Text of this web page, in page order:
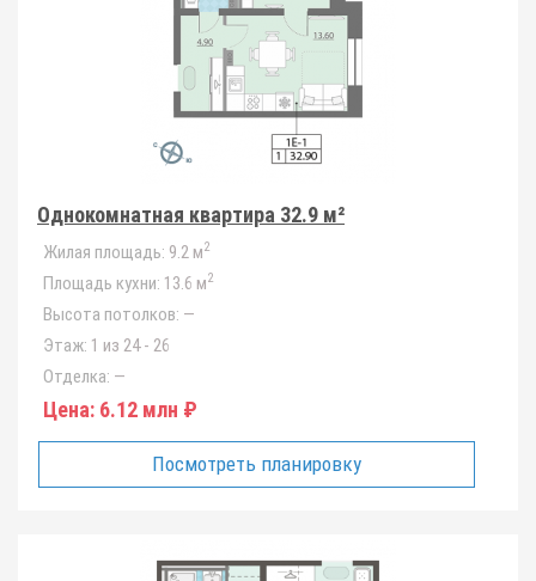
Однокомнатная квартира 32.9 м²
Жилая площадь: 9.2 м2
Площадь кухни: 13.6 м2
Высота потолков: —
Этаж: 1 из 24 - 26
Отделка: —
Цена: 6.12 млн ₽
Посмотреть планировку